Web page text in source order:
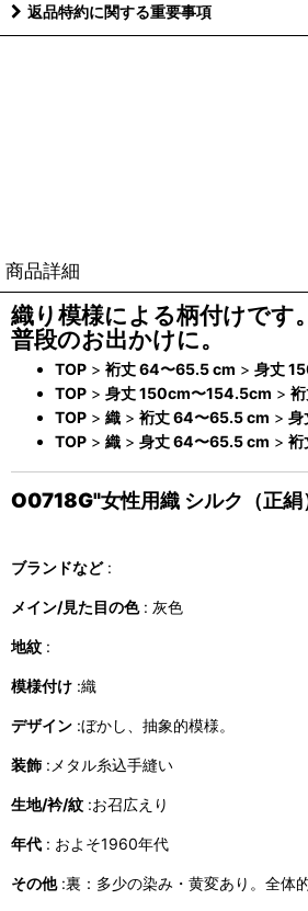
返品特約に関する重要事項
商品詳細
織り模様による柄付けです。
普段のお出かけに。
TOP > 裄丈 64〜65.5 cm > 身丈
TOP > 身丈 150cm〜154.5cm >
TOP > 織 > 裄丈 64〜65.5 cm > 身
TOP > 織 > 身丈 64〜65.5 cm > 裄
O0718G"女性用織 シルク（正
ブランドなど:
メイン/見た目の色: 灰色
地紋 :
模様付け :織
デザイン :ぼかし、抽象的模様。
装飾 :メタル糸込手縫い
生地/衿/紋 :お召広えり
年代 : およそ1960年代
その他:裏：多少の染み・黄変あり。全体